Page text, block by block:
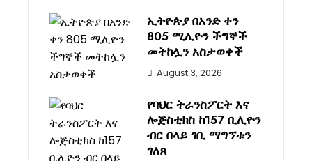
ኢትዮጵያ በአንድ ቀን
805 ሚሊዮን ችግኞች
መትከሏን አስታወቀች
August 3, 2026
የባህር ትራንስፖርት እና
ሎጅስቲክስ ከ157 ቢሊዮን
ብር በላይ ገቢ ማግኘቱን
ገለጸ